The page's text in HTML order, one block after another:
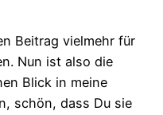
Beitrag vielmehr für
Nun ist also die
Blick in meine
schön, dass Du sie